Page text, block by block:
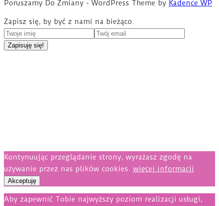
Poruszamy Do Zmiany - WordPress Theme by Kadence WP
Zapisz się, by być z nami na bieżąco.
Kontynuując przeglądanie strony, wyrażasz zgodę na
używanie przez nas plików cookies. więcej informacji
Akceptuję
Aby zapewnić Tobie najwyższy poziom realizacji usługi,